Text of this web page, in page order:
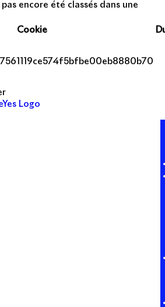
encore été classés dans une
Cookie